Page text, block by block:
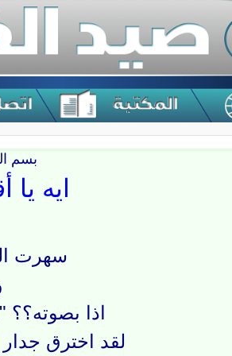
بسم
ايه
سهرت
اذا بصوته؟؟
لقد اخترق